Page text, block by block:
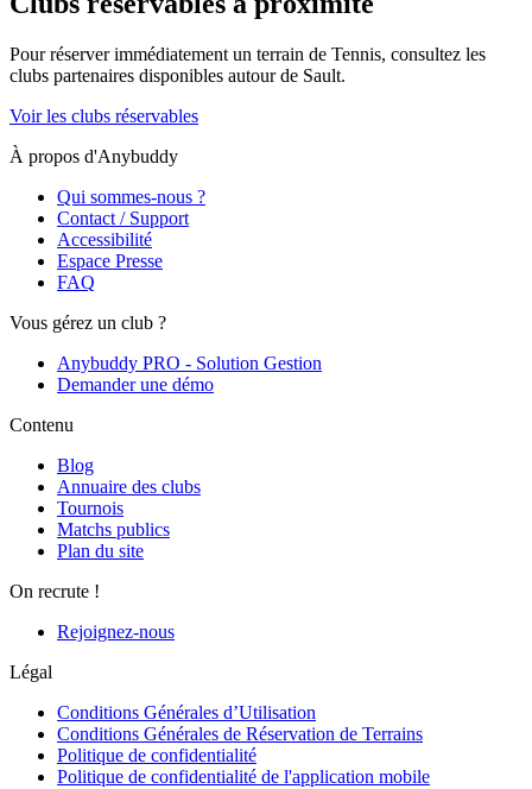
Pour réserver immédiatement un terrain de Tennis, consultez les
clubs partenaires disponibles autour de Sault.
Voir les clubs réservables
À propos d'Anybuddy
Qui sommes-nous ?
Contact / Support
Accessibilité
Espace Presse
FAQ
Vous gérez un club ?
Anybuddy PRO - Solution Gestion
Demander une démo
Contenu
Blog
Annuaire des clubs
Tournois
Matchs publics
Plan du site
On recrute !
Rejoignez-nous
Légal
Conditions Générales d’Utilisation
Conditions Générales de Réservation de Terrains
Politique de confidentialité
Politique de confidentialité de l'application mobile